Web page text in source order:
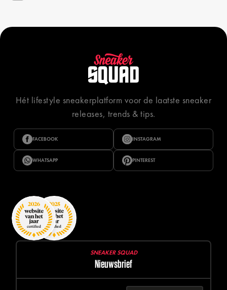
Hét lifestyle sneakerplatform voor de laatste sneaker
releases, trends & tips.
FACEBOOK INSTAGRAM
WHATSAPP PINTEREST
SNEAKER SQUAD
Nieuwsbrief